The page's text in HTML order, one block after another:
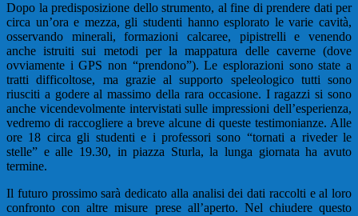
Dopo la predisposizione dello strumento, al fine di prendere dati per
circa un’ora e mezza, gli studenti hanno esplorato le varie cavità,
osservando minerali, formazioni calcaree, pipistrelli e venendo
anche istruiti sui metodi per la mappatura delle caverne (dove
ovviamente i GPS non “prendono”). Le esplorazioni sono state a
tratti difficoltose, ma grazie al supporto speleologico tutti sono
riusciti a godere al massimo della rara occasione. I ragazzi si sono
anche vicendevolmente intervistati sulle impressioni dell’esperienza,
vedremo di raccogliere a breve alcune di queste testimonianze. Alle
ore 18 circa gli studenti e i professori sono “tornati a riveder le
stelle” e alle 19.30, in piazza Sturla, la lunga giornata ha avuto
termine.
Il futuro prossimo sarà dedicato alla analisi dei dati raccolti e al loro
confronto con altre misure prese all’aperto. Nel chiudere questo